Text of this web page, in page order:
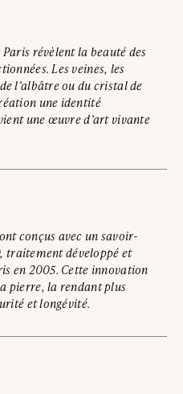
révèlent la beauté des
Les veines, les
l’albâtre ou du cristal de
une identité
une œuvre d’art vivante
conçus avec un savoir-
traitement développé et
en 2005. Cette innovation
pierre, la rendant plus
et longévité.